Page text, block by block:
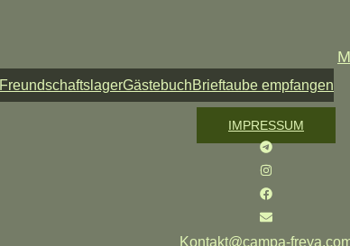
FreundschaftslagerGästebuchBrieftaube empfangen
IMPRESSUM
Kontakt@campa-